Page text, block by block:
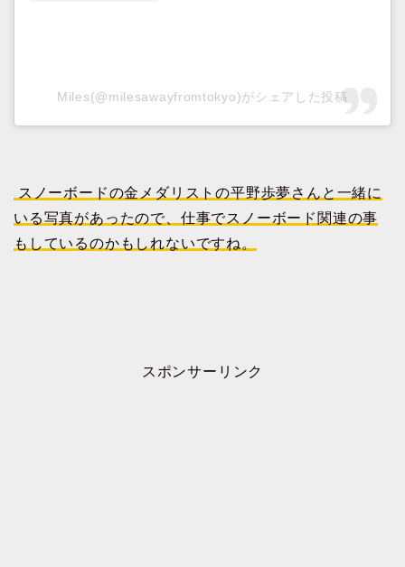
Miles(@milesawayfromtokyo)がシェアした投稿
スノーボードの金メダリストの平野歩夢さんと一緒に
いる写真があったので、仕事でスノーボード関連の事
もしているのかもしれないですね。
スポンサーリンク